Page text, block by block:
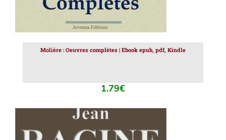
Molière : Oeuvres complètes | Ebook epub, pdf, Kindle
1.79€